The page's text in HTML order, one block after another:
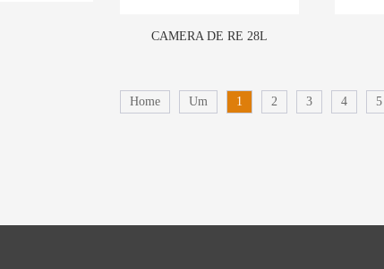
CAMERA DE RE 28L
Home Um 1 2 3 4 5